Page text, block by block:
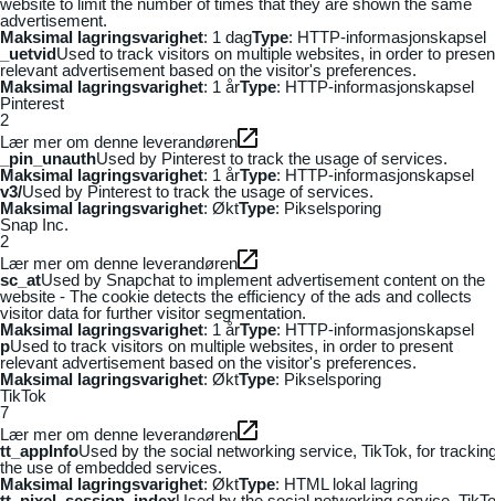
advertisement.
Maksimal lagringsvarighet: 1 dagType: HTTP-informasjonskapsel
_uetvidUsed to track visitors on multiple websites, in order to
relevant advertisement based on the visitor's preferences.
Maksimal lagringsvarighet: 1 årType: HTTP-informasjonskapsel
Pinterest
2
Lær mer om denne leverandøren
_pin_unauthUsed by Pinterest to track the usage of services.
Maksimal lagringsvarighet: 1 årType: HTTP-informasjonskapsel
v3/Used by Pinterest to track the usage of services.
Maksimal lagringsvarighet: ØktType: Pikselsporing
Snap Inc.
2
Lær mer om denne leverandøren
sc_atUsed by Snapchat to implement advertisement content on the
website - The cookie detects the efficiency of the ads and collects
visitor data for further visitor segmentation.
Maksimal lagringsvarighet: 1 årType: HTTP-informasjonskapsel
pUsed to track visitors on multiple websites, in order to present
relevant advertisement based on the visitor's preferences.
Maksimal lagringsvarighet: ØktType: Pikselsporing
TikTok
7
Lær mer om denne leverandøren
tt_appInfoUsed by the social networking service, TikTok, for
the use of embedded services.
Maksimal lagringsvarighet: ØktType: HTML lokal lagring